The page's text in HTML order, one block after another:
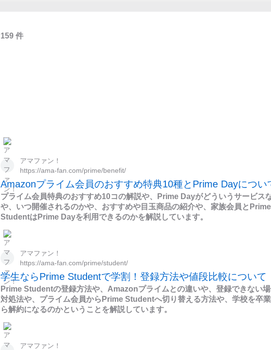
159 件
アマファン！
https://ama-fan.com/prime/benefit/
Amazonプライム会員のおすすめ特典10種とPrime Dayについ
プライム会員特典のおすすめ10コの解説や、Prime Dayがどういうサービス
や、いつ開催されるのかや、おすすめや目玉商品の紹介や、家族会員とPrime
StudentはPrime Dayを利用できるのかを解説しています。
アマファン！
https://ama-fan.com/prime/student/
学生ならPrime Studentで学割！登録方法や値段比較について
Prime Studentの登録方法や、Amazonプライムとの違いや、登録できない
対処法や、プライム会員からPrime Studentへ切り替える方法や、学校を卒
ら解約になるのかということを解説しています。
アマファン！